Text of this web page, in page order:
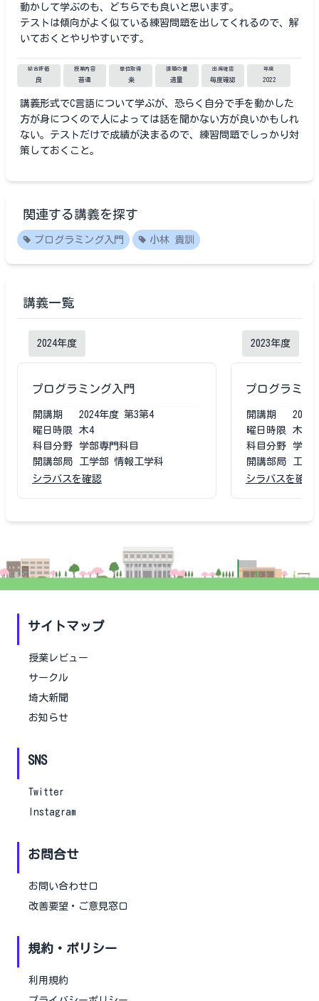
動かして学ぶのも、どちらでも良いと思います。
テストは傾向がよく似ている練習問題を出してくれるので、解
いておくとやりやすいです。
総合評価
良
授業内容
普通
単位取得
楽
課題の量
適量
出席確認
毎度確認
年度
2022
講義形式でC言語について学ぶが、恐らく自分で手を動かした
方が身につくので人によっては話を聞かない方が良いかもしれ
ない。テストだけで成績が決まるので、練習問題でしっかり対
策しておくこと。
関連する講義を探す
プログラミング入門 小林 貴訓
講義一覧
2024年度
プログラミング入門
開講期 2024年度 第3第4
曜日時限
木4
科目分野
学部専門科目
開講部局
工学部 情報工学科
シラバスを確認
2023年度
プログラミン
開講期 2023
曜日時限
木4
科目分野
学部
開講部局
工学
シラバスを確認
サイトマップ
授業レビュー
サークル
埼大新聞
お知らせ
SNS
Twitter
Instagram
お問合せ
お問い合わせ口
改善要望・ご意見窓口
規約・ポリシー
利用規約